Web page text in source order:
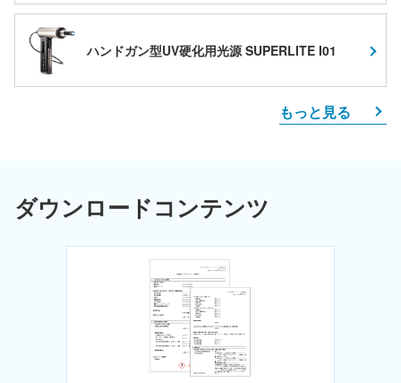
ハンドガン型UV硬化用光源 SUPERLITE I01
もっと見る
ダウンロードコンテンツ